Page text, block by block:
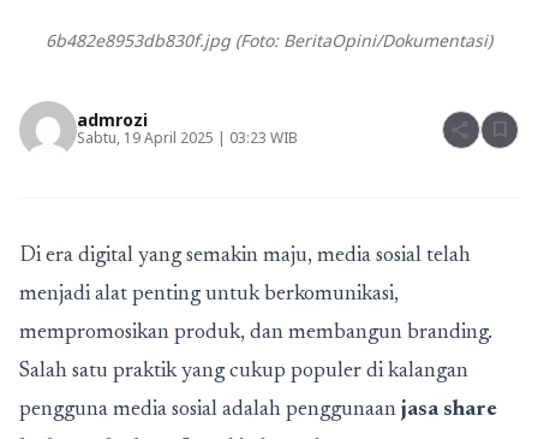
6b482e8953db830f.jpg (Foto: BeritaOpini/Dokumentasi)
admrozi
Sabtu, 19 April 2025 | 03:23 WIB share bookmark
Di era digital yang semakin maju, media sosial telah
menjadi alat penting untuk berkomunikasi,
mempromosikan produk, dan membangun branding.
Salah satu praktik yang cukup populer di kalangan
pengguna media sosial adalah penggunaan jasa share